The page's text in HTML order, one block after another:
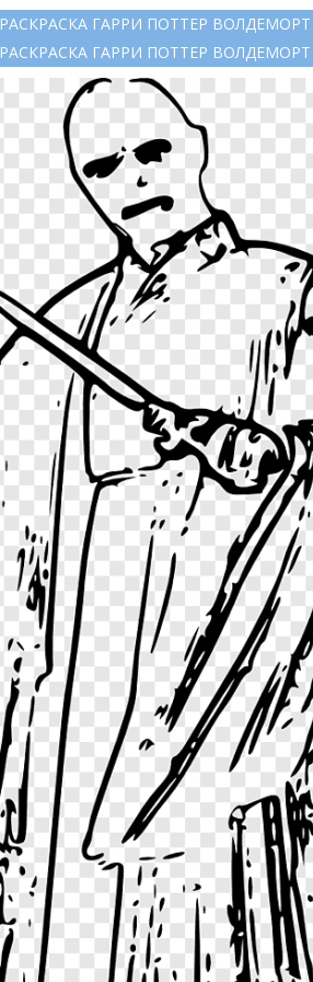
РАСКРАСКА ГАРРИ ПОТТЕР ВОЛДЕМОРТ
РАСКРАСКА ГАРРИ ПОТТЕР ВОЛДЕМОРТ